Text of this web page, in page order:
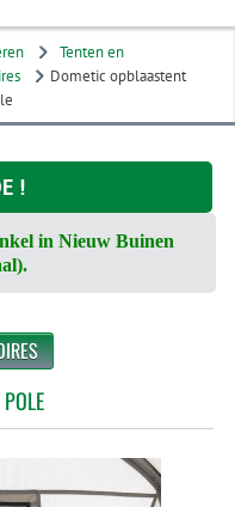
Tenten en
Dometic opblaastent
!
in Nieuw Buinen